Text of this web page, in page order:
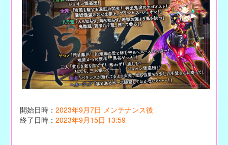
開始日時： 2023年9月7日 メンテナンス後
終了日時： 2023年9月15日 13:59